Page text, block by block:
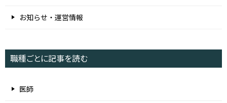
お知らせ・運営情報
職種ごとに記事を読む
医師